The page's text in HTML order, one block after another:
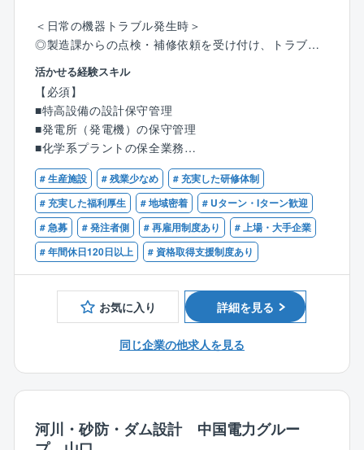
＜日常の機器トラブル発生時＞
◎製造課からの点検・補修依頼を受け付け、トラブル
内容を確認・理解した上で外部の施工業者に対し、安
全・作業指示
◎現場作業の立ち合いや作業結果の確認
＜年次の定期修理時＞
◎工事の計画立案、見積もりの作成、業者の査定・発
注
◎工事には現場監督として立ち合い、安全・作業指示
を出し、機器の状態・施工を確認、検収
＜スタッフ業務＞
器診断、投資計画管理、修繕費計画管理、基準管理、
建設対応、海外ジョブ支援、高圧ガス認定業務など
※基本的には日勤・常駐型の仕事となり、夜勤はありま
【事業所について】
活かせる経験スキル
【必須】
■特高設備の設計保守管理
■発電所（発電機）の保守管理
■化学系プラントの保全業務
【歓迎】※下記の資格をお持ちの方は優遇します
■高圧ガス製造保安責任者免状
■電気主任技術者資格
■一般計量士
■エネルギー管理士
■1級電気施工管理技士
■1級／2級計装士
# 生産施設 # 残業少なめ
# 充実した研修体制
# 充実した福利厚生
# 地域密着
# Uターン・Iターン歓迎
# 急募
# 発注者側 # 再雇用制度あり
# 上場・大手企業
# 年間休日120日以上
# 資格取得支援制度あり
お気に入り 詳細を見る
同じ企業の他求人を見る
河川・砂防・ダム設計 中国電力グルー